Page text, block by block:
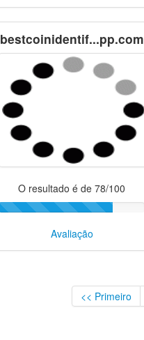
bestcoinidentif...pp.com
O resultado é de 78/100
Avaliação
<< Primeiro